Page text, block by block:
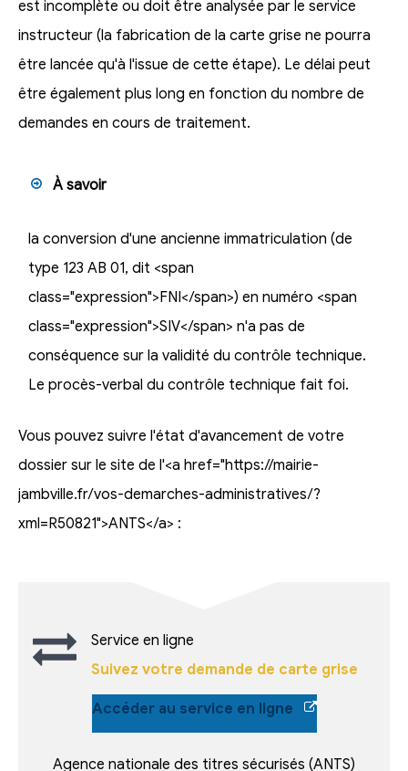
est incomplète ou doit être analysée par le service
instructeur (la fabrication de la carte grise ne pourra
être lancée qu'à l'issue de cette étape). Le délai peut
être également plus long en fonction du nombre de
demandes en cours de traitement.
À savoir
la conversion d'une ancienne immatriculation (de
type 123 AB 01, dit <span
class="expression">FNI</span>) en numéro <span
class="expression">SIV</span> n'a pas de
conséquence sur la validité du contrôle technique.
Le procès-verbal du contrôle technique fait foi.
Vous pouvez suivre l'état d'avancement de votre
dossier sur le site de l'<a href="https://mairie-
jambville.fr/vos-demarches-administratives/?
xml=R50821">ANTS</a> :
Service en ligne
Suivez votre demande de carte grise
Accéder au service en ligne
Agence nationale des titres sécurisés (ANTS)